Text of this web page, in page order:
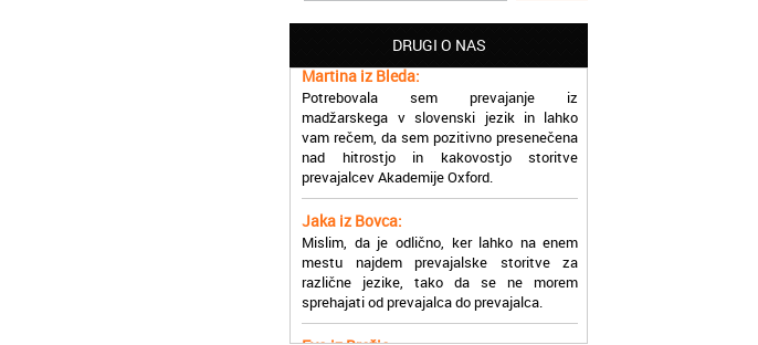
DRUGI O NAS
Martina iz Bleda:
Potrebovala sem prevajanje iz
madžarskega v slovenski jezik in lahko
vam rečem, da sem pozitivno presenečena
nad hitrostjo in kakovostjo storitve
prevajalcev Akademije Oxford.
Jaka iz Bovca:
Mislim, da je odlično, ker lahko na enem
mestu najdem prevajalske storitve za
različne jezike, tako da se ne morem
sprehajati od prevajalca do prevajalca.
Eva iz Brežic: